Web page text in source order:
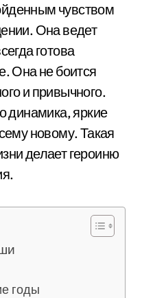
чувством
Она ведет
готова
Она не боится
и привычного.
динамика, яркие
новому. Такая
делает героиню
годы